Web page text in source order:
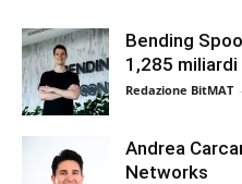
Bending
1,285
Redazione BitMAT -
Andrea
Networks